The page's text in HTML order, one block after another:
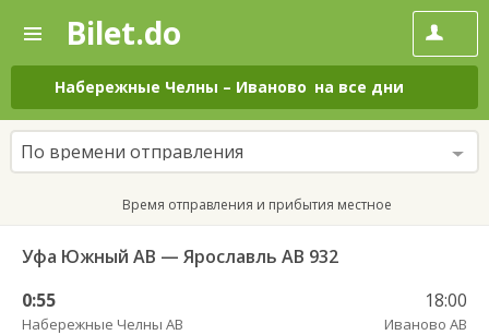
—
Поиск
и
покупка
билетов
на
автобус
онлайн
Bilet.do
Набережные Челны – Иваново на все дни
По времени отправления
Время отправления и прибытия местное
Уфа Южный АВ — Ярославль АВ 932
0:55
Набережные Челны АВ
18:00
Иваново АВ